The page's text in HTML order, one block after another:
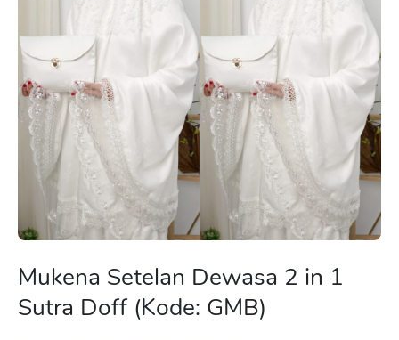
Mukena Setelan Dewasa 2 in 1
Sutra Doff (Kode: GMB)